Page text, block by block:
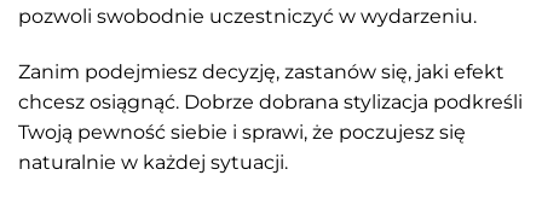
pozwoli swobodnie uczestniczyć w wydarzeniu.
Zanim podejmiesz decyzję, zastanów się, jaki efekt
chcesz osiągnąć. Dobrze dobrana stylizacja podkreśli
Twoją pewność siebie i sprawi, że poczujesz się
naturalnie w każdej sytuacji.